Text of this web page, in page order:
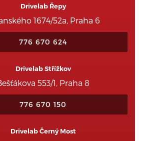
Drivelab Řepy
1674/52a, Praha 6
776 670 624
Drivelab Střížkov
553/1, Praha 8
776 670 150
Drivelab Černý Most